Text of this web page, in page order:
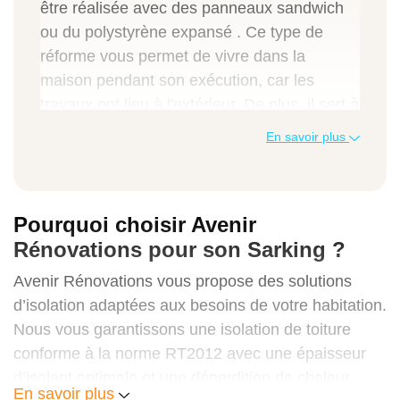
être réalisée avec des panneaux sandwich
ou du polystyrène expansé . Ce type de
réforme vous permet de vivre dans la
maison pendant son exécution, car les
améliorer l'état et l'étanchéité du toit. Isoler
Budget à prévoir en fonction du type de
travaux
Le prix moyen de l'isolation d'un toit en tuiles
de 100 m² , en enlevant la tuile et en la
remettant plus tard, coûte environ 5 200 €.
son isolation avec du polyuréthane
En savoir plus
Pourquoi choisir Avenir
Rénovations pour son Sarking ?
Avenir Rénovations vous propose des solutions
d’isolation adaptées aux besoins de votre habitation.
Nous vous garantissons une isolation de toiture
conforme à la norme RT2012 avec une épaisseur
En savoir plus